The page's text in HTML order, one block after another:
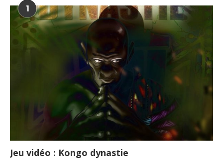
1
Jeu vidéo : Kongo dynastie